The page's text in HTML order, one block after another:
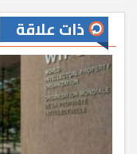
ذات علاقة